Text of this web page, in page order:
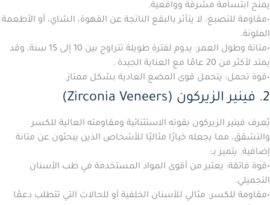
يمنح ابتسامة مشرقة وواقعية.
•مقاومة للتصبغ: لا يتأثر بالبقع الناتجة عن القهوة، الشاي، أو الأطعمة
الملونة.
•متانة وطول العمر:
يدوم لفترة طويلة تتراوح بين 10 إلى 15 سنة، وقد
يمتد لأكثر من 20 عامًا مع العناية الجيدة
.
•قوة تحمل: يتحمل قوى المضغ العادية بشكل ممتاز.
2. فينير الزيركون (Zirconia Veneers)
يُعرف فينير الزيركون بقوته الاستثنائية ومقاومته العالية للكسر
والتشقق، مما يجعله خيارًا مثاليًا للأشخاص الذين يبحثون عن متانة
إضافية. يتميز بـ:
•قوة فائقة: يعتبر من أقوى المواد المستخدمة في طب الأسنان
التجميلي.
•مقاومة للكسر: مثالي للأسنان الخلفية أو للحالات التي تتطلب دعمًا